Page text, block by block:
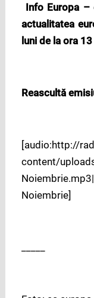
Info Europa –
actualitatea
luni de la ora
Reascultă
[audio:http://
content/
Noiembrie]